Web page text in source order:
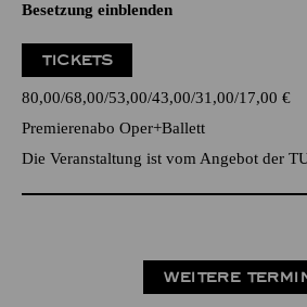
Besetzung einblenden
TICKETS
80,00 68,00 53,00 43,00 31,00 17,00 €
Premierenabo Oper+Ballett
Die Veranstaltung ist vom Angebot der
WEITERE